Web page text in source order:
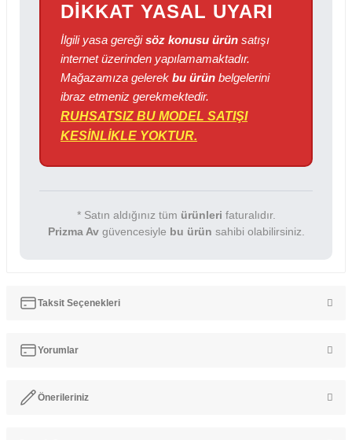
DİKKAT YASAL UYARI
İlgili yasa gereğisöz konusu ürün satışı
internet üzerinden yapılamamaktadır.
Mağazamıza gelerek bu ürün belgelerini
ibraz etmeniz gerekmektedir.
RUHSATSIZ BU MODEL SATIŞI
KESİNLİKLE YOKTUR.
* Satın aldığınız tüm ürünleri faturalıdır.
Prizma Avgüvencesiyle bu ürün sahibi olabilirsiniz.
Taksit Seçenekleri
Yorumlar
Önerileriniz